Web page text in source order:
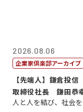
2026.08.06
企業家倶楽部アーカイブ
【先端人】鎌倉投
取締役社長 鎌田恭
人と人を結び、社会